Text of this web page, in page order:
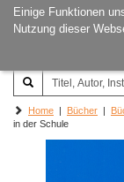
Einige Funktionen
Nutzung dieser
Hamburg
Home | Bücher |
in der Schule